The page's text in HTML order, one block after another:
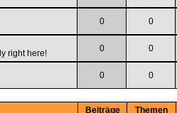
0 0
right here!
0 0
0 0
Beiträge Themen